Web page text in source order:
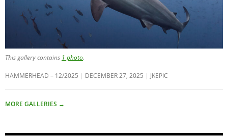
This gallery contains 1 photo.
HAMMERHEAD – 12/2025 DECEMBER 27, 2025 JKEPIC
MORE GALLERIES →